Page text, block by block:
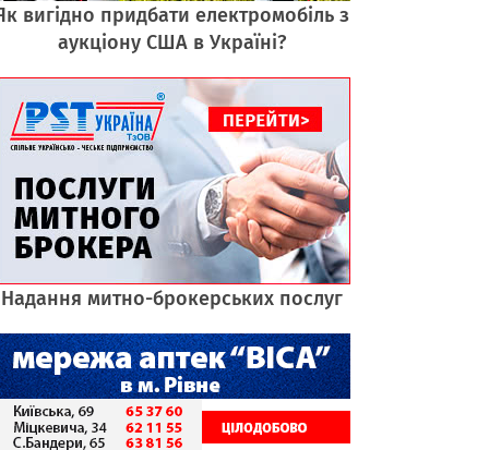
вигідно придбати електромобіль з
аукціону США в Україні?
Надання митно-брокерських послуг